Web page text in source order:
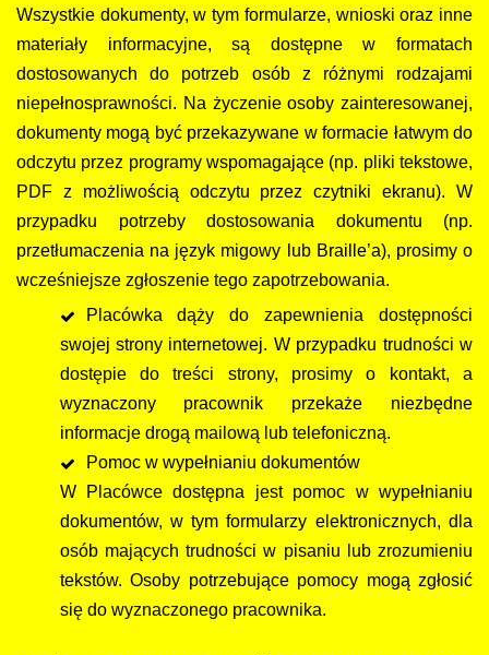
Wszystkie dokumenty, w tym formularze, wnioski oraz inne
materiały informacyjne, są dostępne w formatach
dostosowanych do potrzeb osób z różnymi rodzajami
niepełnosprawności. Na życzenie osoby zainteresowanej,
dokumenty mogą być przekazywane w formacie łatwym do
odczytu przez programy wspomagające (np. pliki tekstowe,
PDF z możliwością odczytu przez czytniki ekranu). W
przypadku potrzeby dostosowania dokumentu (np.
przetłumaczenia na język migowy lub Braille’a), prosimy o
wcześniejsze zgłoszenie tego zapotrzebowania.
Placówka dąży do zapewnienia dostępności
swojej strony internetowej. W przypadku trudności w
dostępie do treści strony, prosimy o kontakt, a
wyznaczony pracownik przekaże niezbędne
informacje drogą mailową lub telefoniczną.
Pomoc w wypełnianiu dokumentów
W Placówce dostępna jest pomoc w wypełnianiu
dokumentów, w tym formularzy elektronicznych, dla
osób mających trudności w pisaniu lub zrozumieniu
tekstów. Osoby potrzebujące pomocy mogą zgłosić
się do wyznaczonego pracownika.